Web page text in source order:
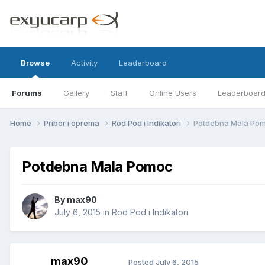
Browse
Forums Gallery Staff Online Users Leaderboard
Activity Leaderboard
Home Pribor i oprema Rod Pod i Indikatori Potdebna Mala
Potdebna Mala Pomoc
By max90
July 6, 2015 in Rod Pod i Indikatori
max90 Posted July 6, 2015